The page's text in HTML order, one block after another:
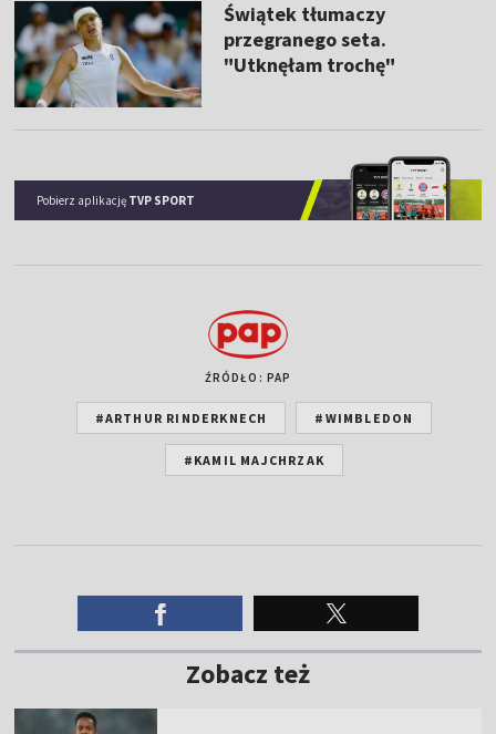
Świątek tłumaczy
przegranego seta.
"Utknęłam trochę"
Pobierz aplikację TVP SPORT
ŹRÓDŁO: PAP
#ARTHUR RINDERKNECH #WIMBLEDON
#KAMIL MAJCHRZAK
Zobacz też